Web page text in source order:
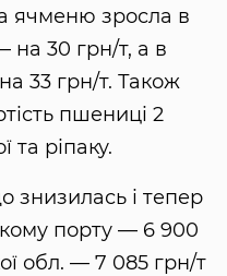
ячменю зросла в
на 30 грн/т, а в
33 грн/т. Також
пшениці 2
та ріпаку.
знизилась і тепер
порту — 6 900
обл. — 7 085 грн/т